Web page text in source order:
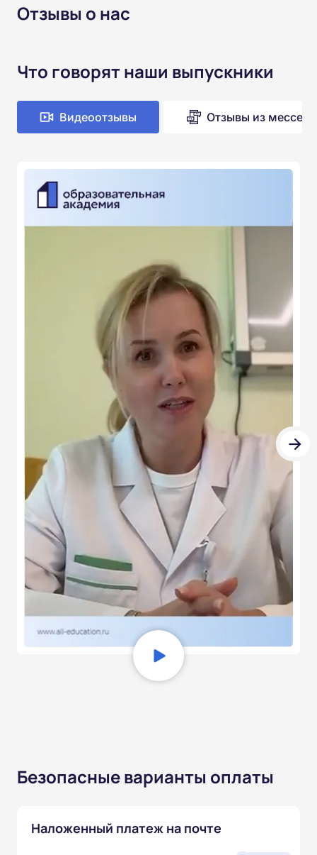
Отзывы о нас
Что говорят наши выпускники
Видеоотзывы Отзывы из
Безопасные варианты оплаты
Наложенный платеж на почте